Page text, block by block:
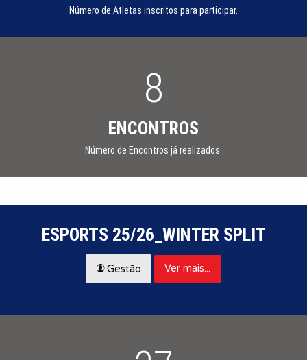
Número de Atletas inscritos para participar.
8
ENCONTROS
Número de Encontros já realizados.
ESPORTS 25/26_WINTER SPLIT
Gestão Ver mais...